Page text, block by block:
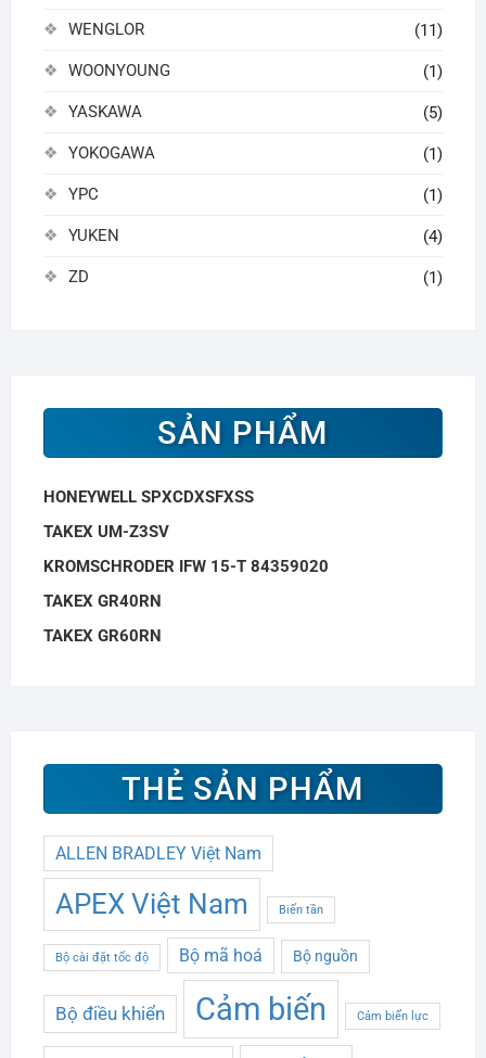
WENGLOR (11)
WOONYOUNG (1)
YASKAWA (5)
YOKOGAWA (1)
YPC (1)
YUKEN (4)
ZD (1)
SẢN PHẨM
HONEYWELL SPXCDXSFXSS
TAKEX UM-Z3SV
KROMSCHRODER IFW 15-T 84359020
TAKEX GR40RN
TAKEX GR60RN
THẺ SẢN PHẨM
ALLEN BRADLEY Việt Nam
APEX Việt Nam Biến tần
Bộ cài đặt tốc độ Bộ mã hoá Bộ nguồn
Bộ điều khiển Cảm biến Cảm biến lực